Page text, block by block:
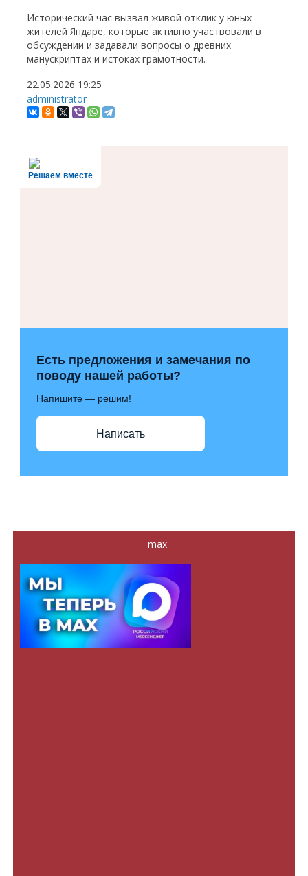
Исторический час вызвал живой отклик у юных
жителей Яндаре, которые активно участвовали в
обсуждении и задавали вопросы о древних
манускриптах и истоках грамотности.
22.05.2026 19:25
administrator
Решаем вместе
Есть предложения и замечания по
поводу нашей работы?
Напишите — решим!
Написать
max